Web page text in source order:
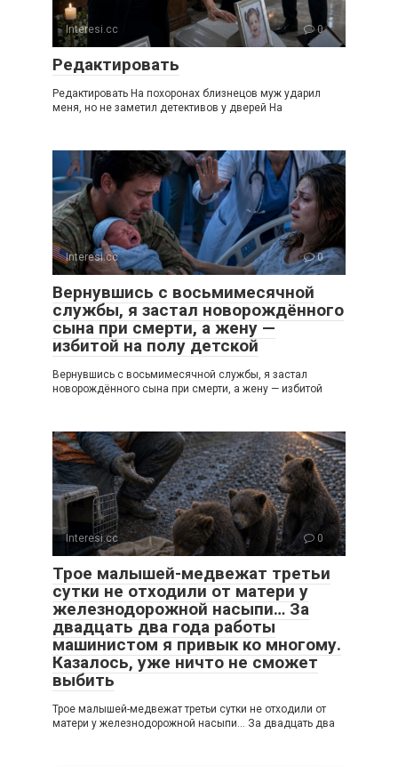
Interesi.cc 0
Редактировать
Редактировать На похоронах близнецов муж ударил
меня, но не заметил детективов у дверей На
Interesi.cc 0
Вернувшись с восьмимесячной
службы, я застал новорождённого
сына при смерти, а жену —
избитой на полу детской
Вернувшись с восьмимесячной службы, я застал
новорождённого сына при смерти, а жену — избитой
Interesi.cc 0
Трое малышей-медвежат третьи
сутки не отходили от матери у
железнодорожной насыпи… За
двадцать два года работы
машинистом я привык ко многому.
Казалось, уже ничто не сможет
выбить
Трое малышей-медвежат третьи сутки не отходили от
матери у железнодорожной насыпи… За двадцать два